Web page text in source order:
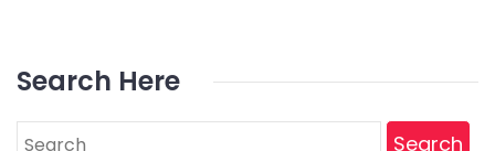
Search Here
Search